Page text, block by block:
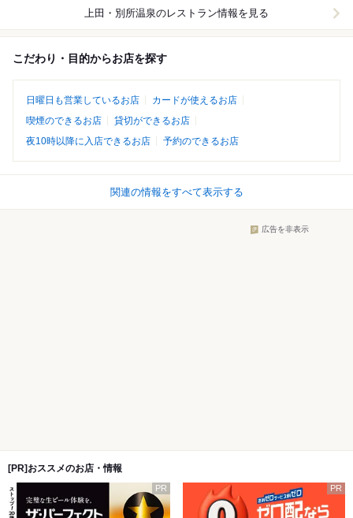
上田・別所温泉のレストラン情報を見る
こだわり・目的からお店を探す
日曜日も営業しているお店
カードが使えるお店
喫煙のできるお店
貸切ができるお店
夜10時以降に入店できるお店
予約のできるお店
関連の情報をすべて表示する
広告を非表示
[PR]おススメのお店・情報
PR PR